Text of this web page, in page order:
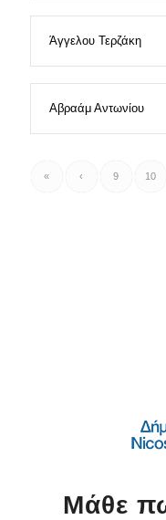
Άγγελου Τερζάκη
Αβραάμ Αντωνίου
« ‹ 9 10
Μάθε